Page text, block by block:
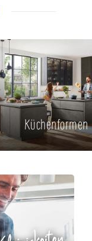
Küchenformen